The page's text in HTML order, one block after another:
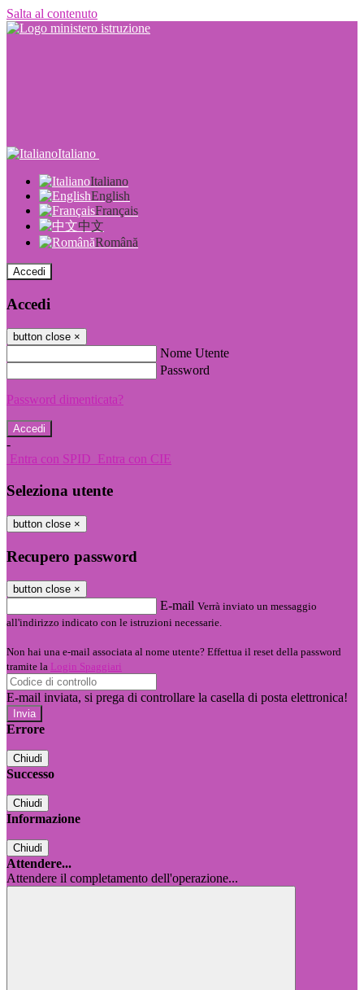
Salta al contenuto
Italiano
Italiano
English
Français
中文
Română
Accedi
Accedi
button close ×
Nome Utente
Password
Password dimenticata?
-
Entra con SPID Entra con CIE
Seleziona utente
button close ×
Recupero password
button close ×
E-mail Verrà inviato un messaggio
all'indirizzo indicato con le istruzioni necessarie.
Non hai una e-mail associata al nome utente? Effettua il reset della password
tramite la Login Spaggiari
E-mail inviata, si prega di controllare la casella di posta elettronica!
Errore
Chiudi
Successo
Chiudi
Informazione
Chiudi
Attendere...
Attendere il completamento dell'operazione...